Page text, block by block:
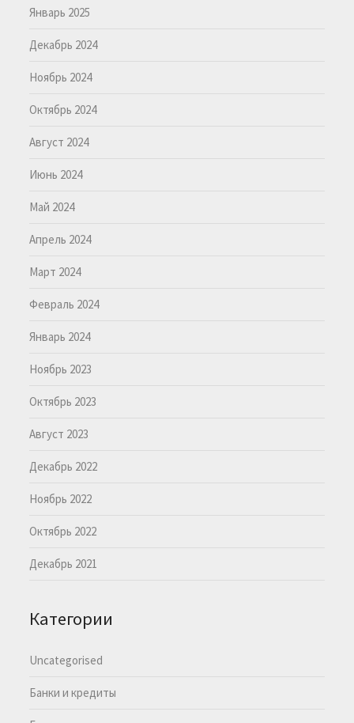
Январь 2025
Декабрь 2024
Ноябрь 2024
Октябрь 2024
Август 2024
Июнь 2024
Май 2024
Апрель 2024
Март 2024
Февраль 2024
Январь 2024
Ноябрь 2023
Октябрь 2023
Август 2023
Декабрь 2022
Ноябрь 2022
Октябрь 2022
Декабрь 2021
Категории
Uncategorised
Банки и кредиты